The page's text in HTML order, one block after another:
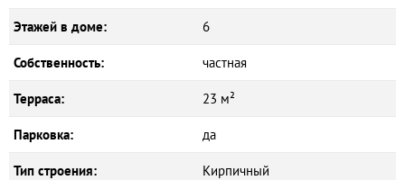
Этажей в доме: 6
Собственность: частная
Терраса: 23 м²
Парковка: да
Тип строения: Кирпичный